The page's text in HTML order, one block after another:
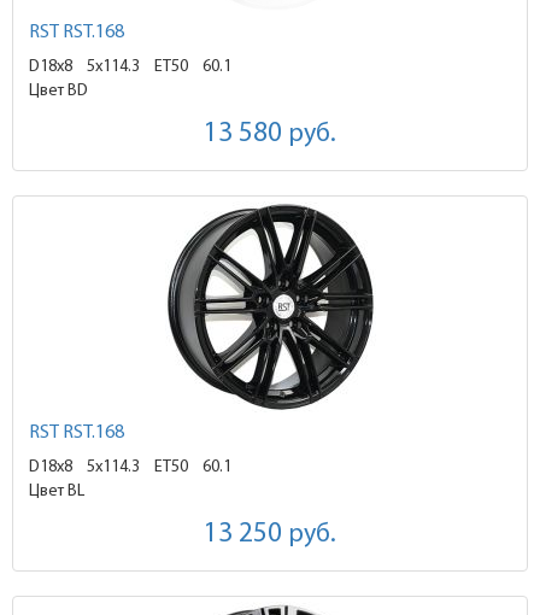
RST RST.168
D18x8 5x114.3 ET50
60.1
Цвет BD
13 580 руб.
RST RST.168
D18x8 5x114.3 ET50
60.1
Цвет BL
13 250 руб.